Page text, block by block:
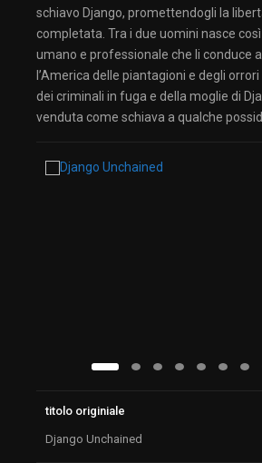
schiavo Django, promettendogli la
completata. Tra i due uomini nasce
umano e professionale che li conduce
l’America delle piantagioni e degli
dei criminali in fuga e della moglie di
venduta come schiava a qualche
titolo originiale
Django Unchained